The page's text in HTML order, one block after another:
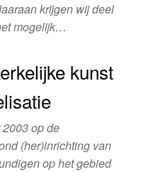
krijgen wij deel
mogelijk…
kunst
op de
(her)inrichting van
op het gebied